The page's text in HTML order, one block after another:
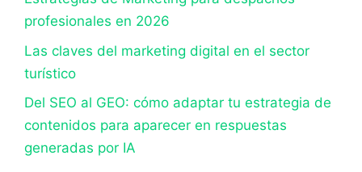
profesionales en 2026
Las claves del marketing digital en el sector
turístico
Del SEO al GEO: cómo adaptar tu estrategia de
contenidos para aparecer en respuestas
generadas por IA